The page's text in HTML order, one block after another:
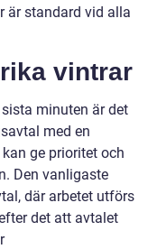
är standard vid alla
vintrar
minuten är det
med en
ge prioritet och
Den vanligaste
där arbetet utförs
det att avtalet